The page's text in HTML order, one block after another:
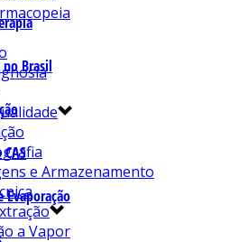
Brasil
Evaporação
e Armazenamento
a Vapor